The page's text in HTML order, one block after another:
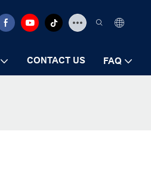
CONTACT US FAQ